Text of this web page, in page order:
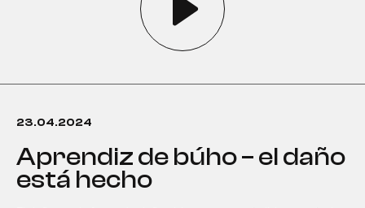
23.04.2024
aprendiz de búho – el daño
está hecho